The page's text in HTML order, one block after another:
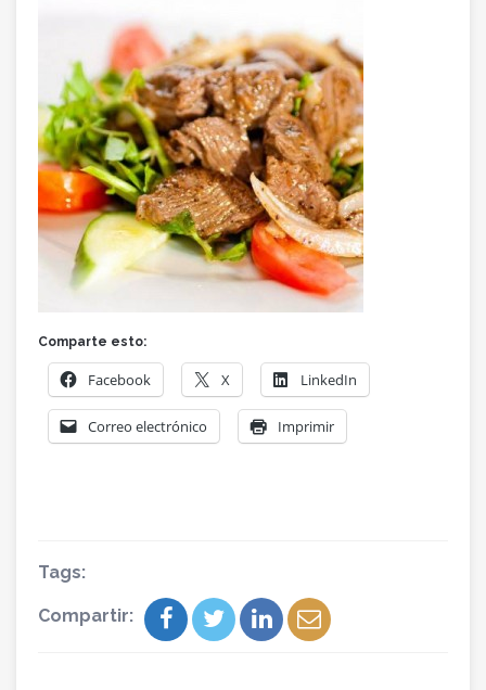
Comparte esto:
Facebook X LinkedIn
Correo electrónico Imprimir
Tags:
Compartir: